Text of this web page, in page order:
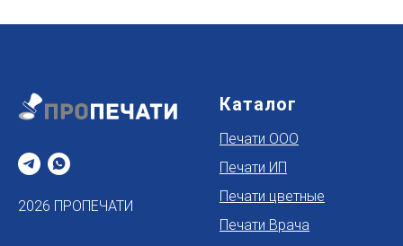
2026 ПРОПЕЧАТИ
Каталог
Печати ООО
Печати ИП
Печати цветные
Печати Врача